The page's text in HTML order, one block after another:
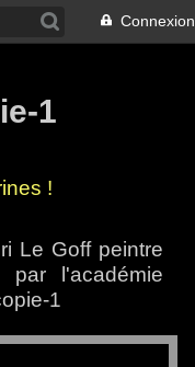
Connexion
!